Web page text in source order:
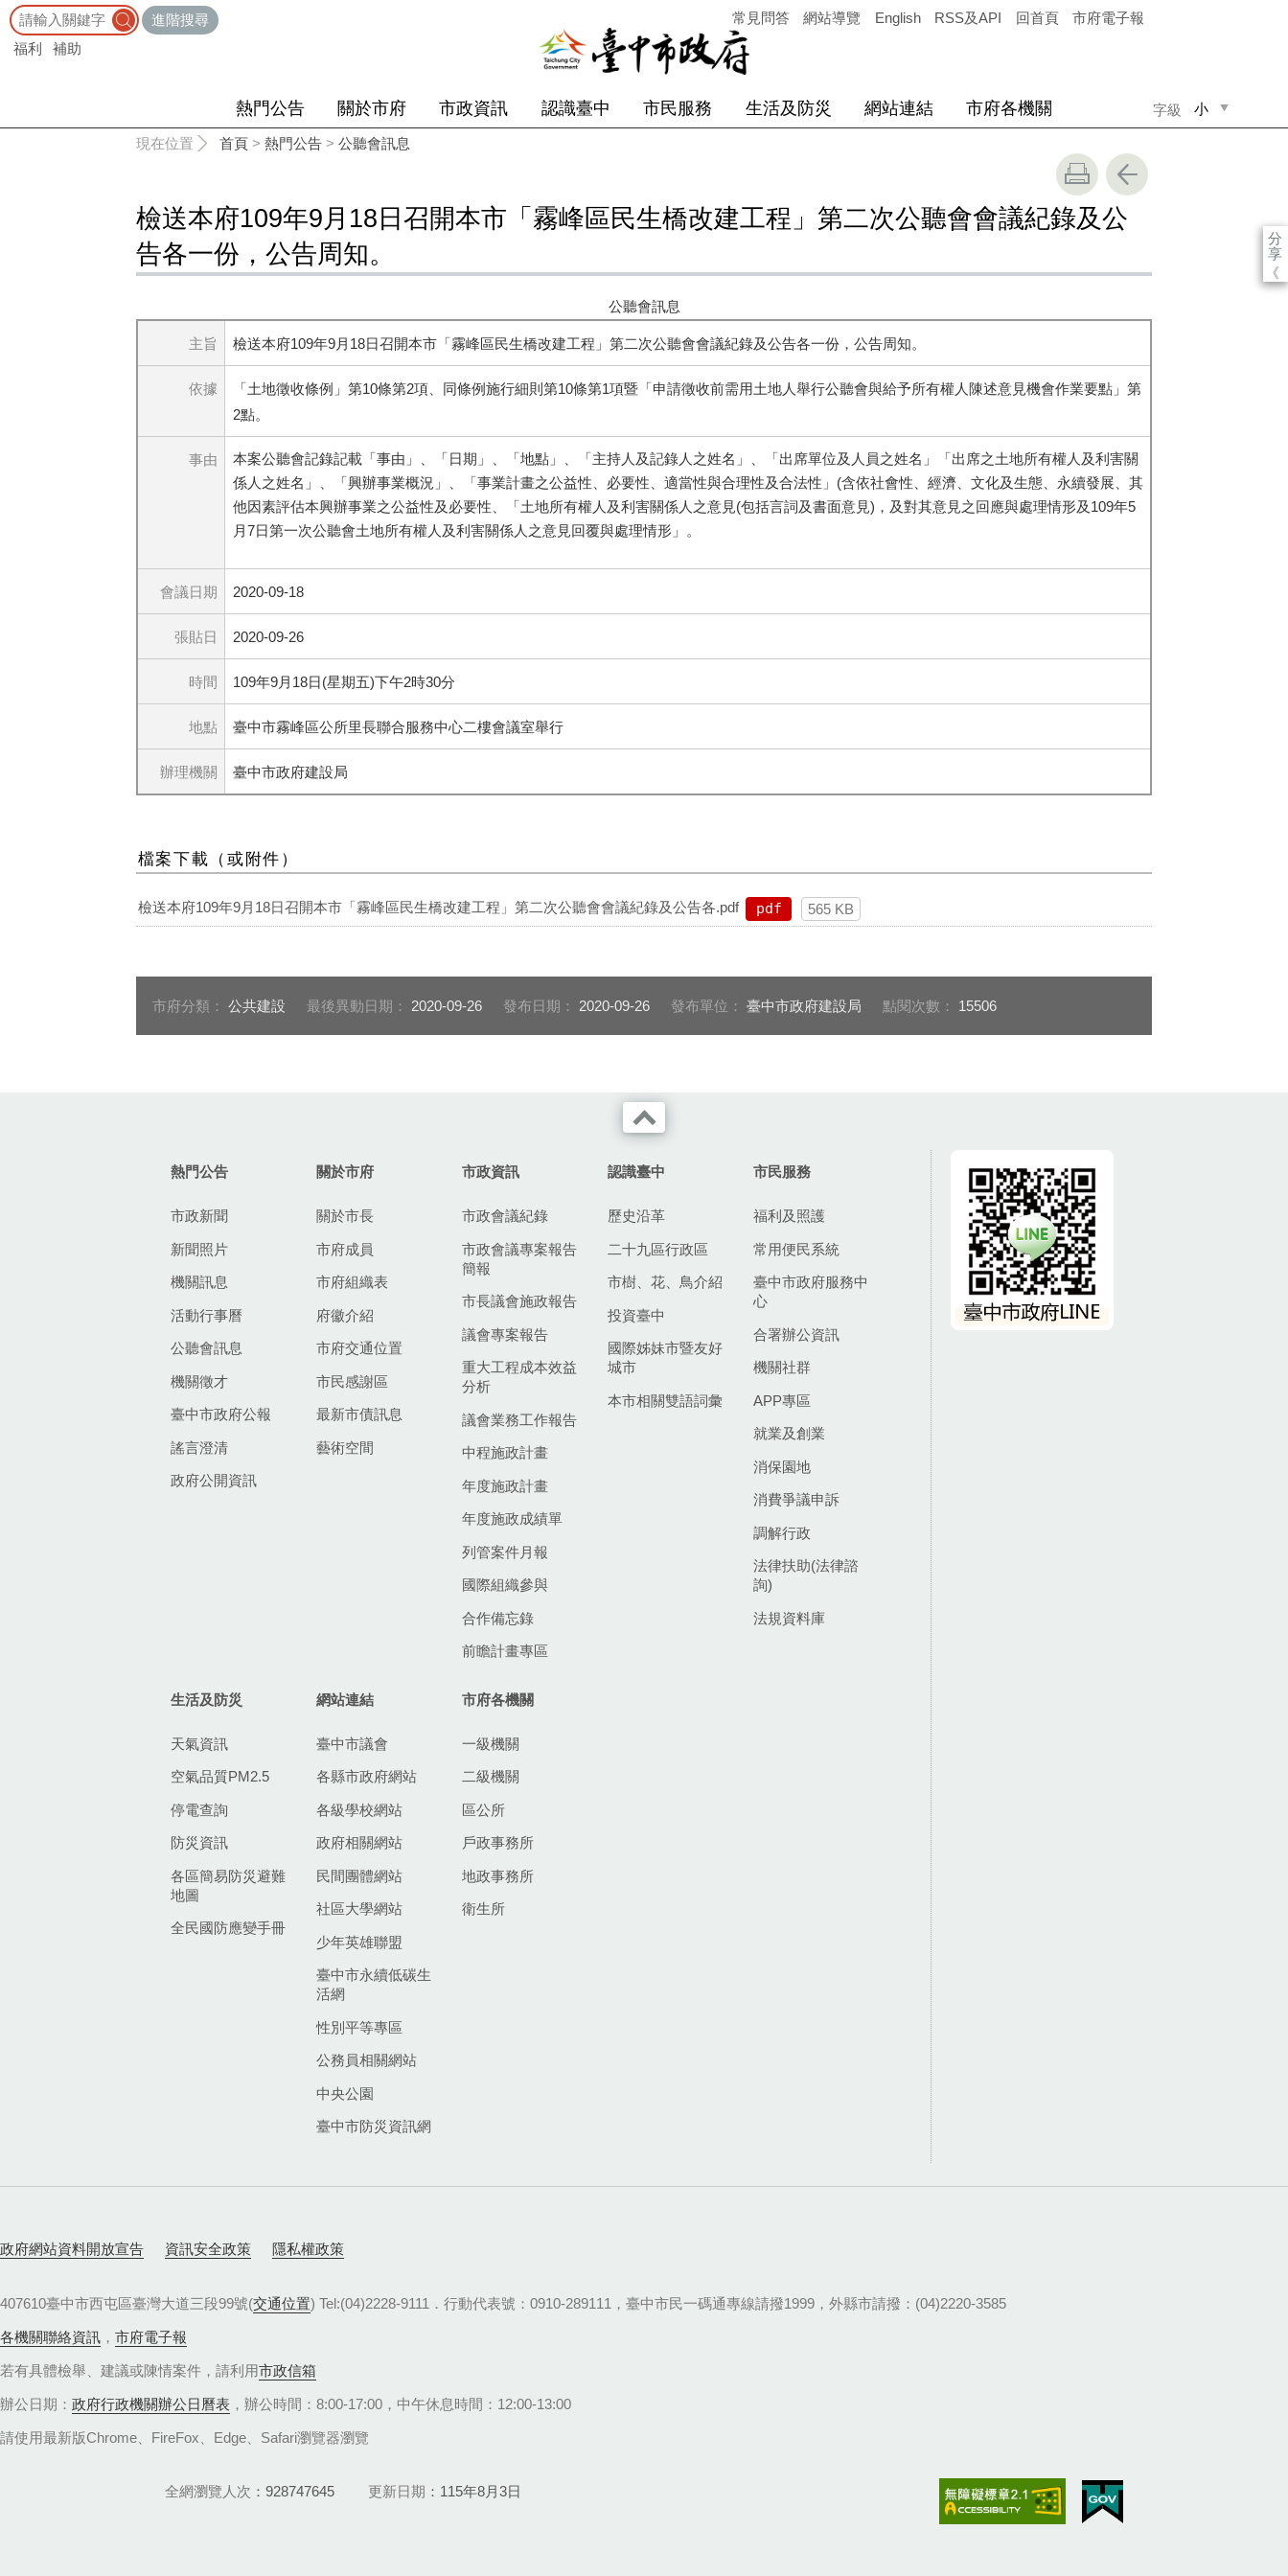
進階搜尋
福利
補助
常見問答 網站導覽 English RSS及API 回首頁 市府電子報
字級 小
熱門公告 關於市府 市政資訊 認識臺中 市民服務 生活及防災 網站連結 市府各機關
現在位置 首頁 > 熱門公告 > 公聽會訊息
分
享
《
檢送本府109年9月18日召開本市「霧峰區民生橋改建工程」第二次公聽會會議紀錄及公
告各一份，公告周知。
公聽會訊息
主旨 檢送本府109年9月18日召開本市「霧峰區民生橋改建工程」第二次公聽會會議紀錄及公告各一份，公告周知。
依據
「土地徵收條例」第10條第2項、同條例施行細則第10條第1項暨「申請徵收前需用土地人舉行公聽會與給予所有權人陳述意見機會作業要點」第
2點。
事由
本案公聽會記錄記載「事由」、「日期」、「地點」、「主持人及記錄人之姓名」、「出席單位及人員之姓名」「出席之土地所有權人及利害關
係人之姓名」、「興辦事業概況」、「事業計畫之公益性、必要性、適當性與合理性及合法性」(含依社會性、經濟、文化及生態、永續發展、其
他因素評估本興辦事業之公益性及必要性、「土地所有權人及利害關係人之意見(包括言詞及書面意見)，及對其意見之回應與處理情形及109年5
月7日第一次公聽會土地所有權人及利害關係人之意見回覆與處理情形」。
會議日期 2020-09-18
張貼日 2020-09-26
時間 109年9月18日(星期五)下午2時30分
地點 臺中市霧峰區公所里長聯合服務中心二樓會議室舉行
辦理機關 臺中市政府建設局
檔案下載（或附件）
檢送本府109年9月18日召開本市「霧峰區民生橋改建工程」第二次公聽會會議紀錄及公告各.pdf pdf 565 KB
市府分類： 公共建設 最後異動日期： 2020-09-26 發布日期： 2020-09-26 發布單位： 臺中市政府建設局 點閱次數： 15506
熱門公告
市政新聞
新聞照片
機關訊息
活動行事曆
公聽會訊息
機關徵才
臺中市政府公報
謠言澄清
政府公開資訊
關於市府
關於市長
市府成員
市府組織表
府徽介紹
市府交通位置
市民感謝區
最新市債訊息
藝術空間
市政資訊
市政會議紀錄
市政會議專案報告
簡報
市長議會施政報告
議會專案報告
重大工程成本效益
分析
議會業務工作報告
中程施政計畫
年度施政計畫
年度施政成績單
列管案件月報
國際組織參與
合作備忘錄
前瞻計畫專區
認識臺中
歷史沿革
二十九區行政區
市樹、花、鳥介紹
投資臺中
國際姊妹市暨友好
城市
本市相關雙語詞彙
市民服務
福利及照護
常用便民系統
臺中市政府服務中
心
合署辦公資訊
機關社群
APP專區
就業及創業
消保園地
消費爭議申訴
調解行政
法律扶助(法律諮
詢)
法規資料庫
生活及防災
天氣資訊
空氣品質PM2.5
停電查詢
防災資訊
各區簡易防災避難
地圖
全民國防應變手冊
網站連結
臺中市議會
各縣市政府網站
各級學校網站
政府相關網站
民間團體網站
社區大學網站
少年英雄聯盟
臺中市永續低碳生
活網
性別平等專區
公務員相關網站
中央公園
臺中市防災資訊網
市府各機關
一級機關
二級機關
區公所
戶政事務所
地政事務所
衛生所
政府網站資料開放宣告 資訊安全政策 隱私權政策
407610臺中市西屯區臺灣大道三段99號(交通位置) Tel:(04)2228-9111．行動代表號：0910-289111，臺中市民一碼通專線請撥1999，外縣市請撥：(04)2220-3585
各機關聯絡資訊 ， 市府電子報
若有具體檢舉、建議或陳情案件，請利用市政信箱
辦公日期： 政府行政機關辦公日曆表 ，辦公時間：8:00-17:00，中午休息時間：12:00-13:00
請使用最新版Chrome、FireFox、Edge、Safari瀏覽器瀏覽
全網瀏覽人次 928747645 更新日期 115年8月3日